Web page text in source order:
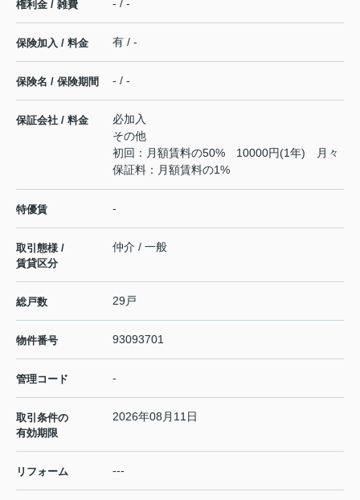
権利金 / 雑費 - / -
保険加入 / 料金 有 / -
保険名 / 保険期間 - / -
保証会社 / 料金
必加入
その他
初回：月額賃料の50% 10000円(1年) 月々
保証料：月額賃料の1%
特優賃 -
取引態様 /
賃貸区分
仲介 / 一般
総戸数 29戸
物件番号 93093701
管理コード -
取引条件の
有効期限
2026年08月11日
リフォーム ---